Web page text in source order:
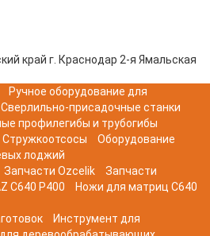
край г. Краснодар 2-я Ямальская
Ручное оборудование для
Сверлильно-присадочные станки
профилегибы и трубогибы
Стружкоотсосы
Оборудование
лоджий
Запчасти Ozcelik
Запчасти
C640 P400
Ножи для матриц C640
Инструмент для